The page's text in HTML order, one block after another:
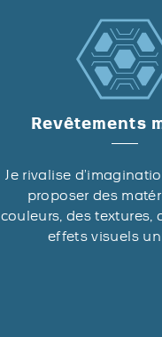
Revêtements
Je rivalise
proposer des
couleurs, des textures,
effets visuels